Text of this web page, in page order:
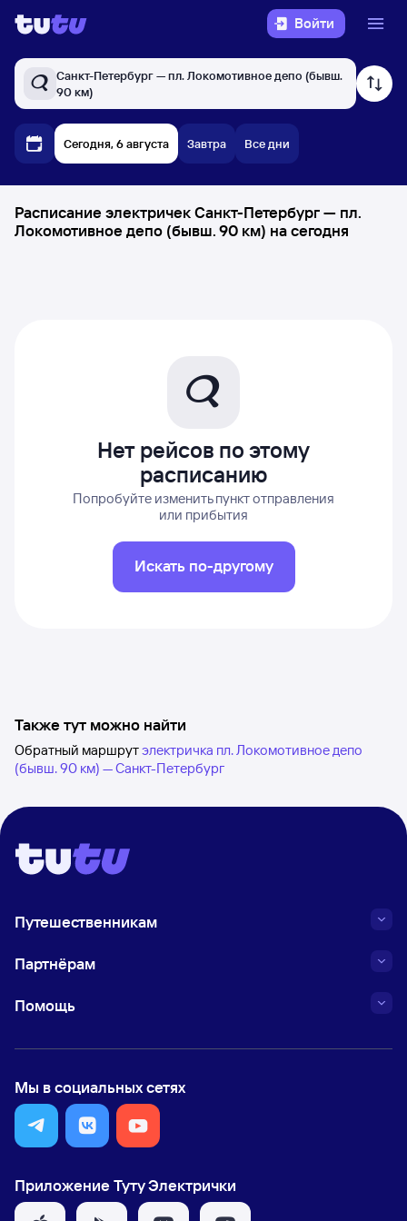
Войти
Санкт-Петербург — пл. Локомотивное депо (бывш.
90 км)
Сегодня, 6 августа Завтра Все дни
Расписание электричек Санкт-Петербург — пл.
Локомотивное депо (бывш. 90 км) на сегодня
Нет рейсов по этому
расписанию
Попробуйте изменить пункт отправления
или прибытия
Искать по-другому
Также тут можно найти
Обратный маршрутэлектричка пл. Локомотивное депо
(бывш. 90 км) — Санкт-Петербург
Путешественникам
Партнёрам
Помощь
Мы в социальных сетях
Приложение Туту Электрички